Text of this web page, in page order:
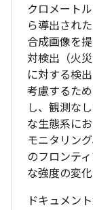
クロメート
ら導出され
合成画像を
対検出（火
に対する検
考慮するた
し、観測な
な生態系に
モニタリン
のフロンテ
な強度の変
ドキュメント: